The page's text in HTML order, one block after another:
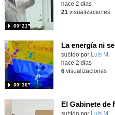
00′ 21″
hace 2 dias
21 visualizaciones
Contenido educativo.
subido por Luis M.
00′ 30″
hace 2 dias
6visualizaciones
Contenido educativo.
subido por Luis M.